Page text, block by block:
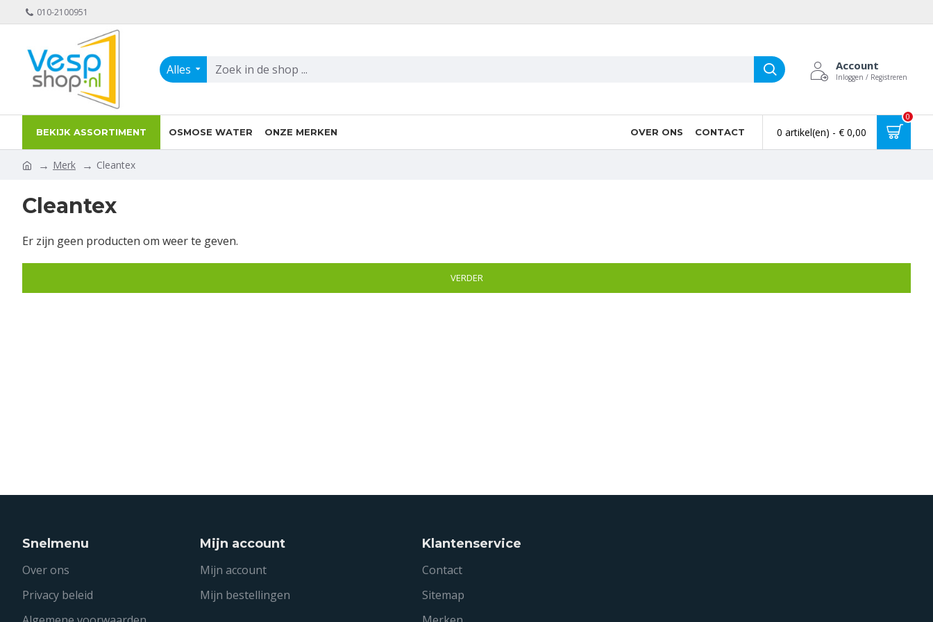
010-2100951
Alles Account
Inloggen / Registreren
BEKIJK ASSORTIMENT OSMOSE WATER ONZE MERKEN OVER ONS CONTACT 0 artikel(en) - € 0,00
0
Merk Cleantex
Cleantex
Er zijn geen producten om weer te geven.
VERDER
Snelmenu
Over ons
Privacy beleid
Mijn account
Mijn account
Mijn bestellingen
Klantenservice
Contact
Sitemap